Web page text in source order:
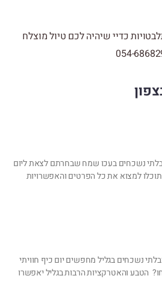
כדיי שיהיה לכם טיול מוצלח
ובלתי נשכחים בעכו שמח שבחרתם לצאת ליום
למצוא את כל הפרטים והאפשרויות
נשכחים בגליל מחפשים יום כיף חוויתי
הטבע והאטרקציות הרבות בגליל יאפשרו